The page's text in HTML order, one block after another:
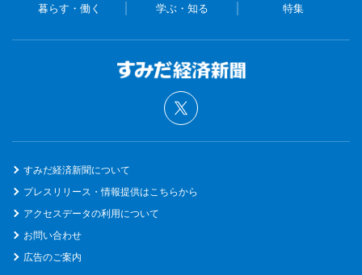
暮らす・働く 学ぶ・知る 特集
すみだ経済新聞について
プレスリリース・情報提供はこちらから
アクセスデータの利用について
お問い合わせ
広告のご案内